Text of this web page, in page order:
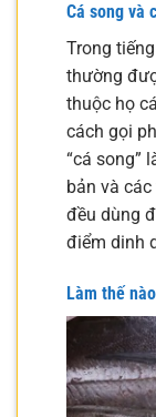
Cá song và
Trong tiếng
thường
thuộc họ
cách gọi
“cá song”
bản và
đều dùng
điểm dinh
Làm thế